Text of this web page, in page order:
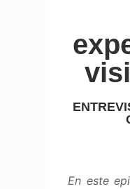
En este